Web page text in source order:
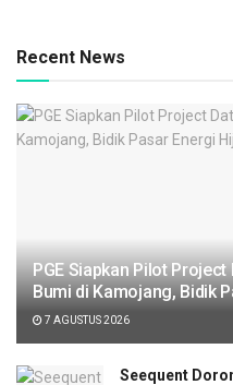
Recent News
PGE Siapkan Pilot
Bumi di Kamojang, Bidik
7 AGUSTUS 2026
Seequent